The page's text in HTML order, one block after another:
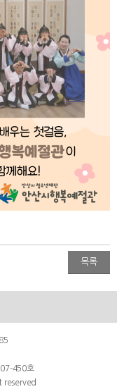
목록
450호
reserved